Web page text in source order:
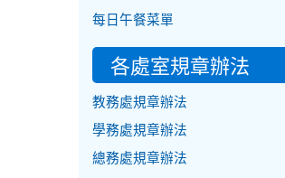
每日午餐菜單
各處室規章辦法
教務處規章辦法
學務處規章辦法
總務處規章辦法